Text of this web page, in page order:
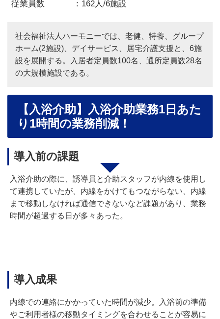
従業員数 162人/6施設
社会福祉法人ハーモニーでは、老健、特養、グループ
ホーム(2施設)、デイサービス、居宅介護支援と、6施
設を展開する。入居者定員数100名、通所定員数28名
の大規模施設である。
【 入浴介助】
入浴介助業務1日あた
り1時間の業務削減！
導入前の課題
入浴介助の際に、誘導員と介助スタッフが内線を使用し
て連携していたが、内線をかけてもつながらない、内線
まで移動しなければ通信できないなど課題があり、業務
時間が超過する日が多々あった。
導入成果
内線での連絡にかかっていた時間が減少。入浴前の準備
やご利用者様の移動タイミングを合わせることが容易に